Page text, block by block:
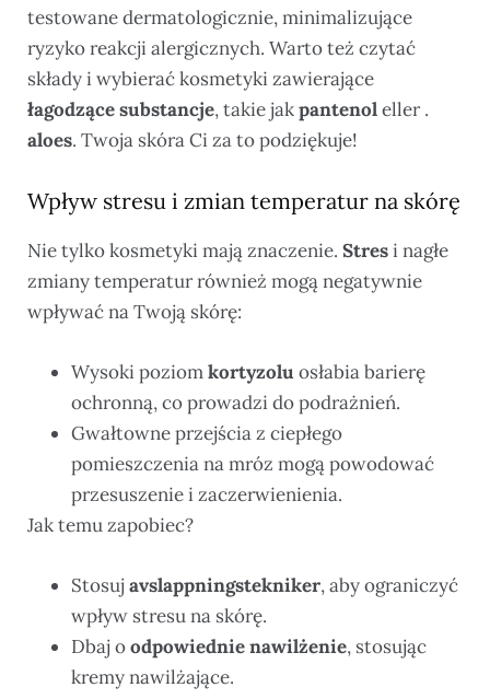
testowane dermatologicznie, minimalizujące
ryzyko reakcji alergicznych. Warto też czytać
składy i wybierać kosmetyki zawierające
łagodzące substancje, takie jakpantenoleller .
aloes. Twoja skóra Ci za to podziękuje!
Wpływ stresu i zmian temperatur na skórę
Nie tylko kosmetyki mają znaczenie. Stresi nagłe
zmiany temperatur również mogą negatywnie
wpływać na Twoją skórę:
Wysoki poziomkortyzolu osłabia barierę
ochronną, co prowadzi do podrażnień.
Gwałtowne przejścia z ciepłego
pomieszczenia na mróz mogą powodować
przesuszenie i zaczerwienienia.
Jak temu zapobiec?
Stosuj avslappningstekniker, aby ograniczyć
wpływ stresu na skórę.
Dbaj oodpowiednie nawilżenie, stosując
kremy nawilżające.